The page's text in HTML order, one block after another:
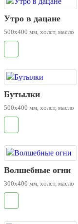
Утро в дацане
500х400 мм, холст, масло
Бутылки
500х400 мм, холст, масло
Волшебные огни
300х400 мм, холст, масло